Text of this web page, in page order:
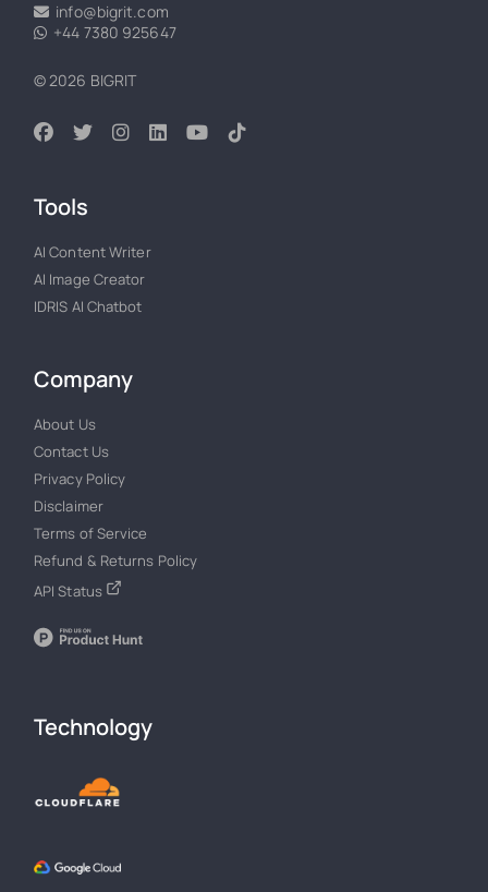
info@bigrit.com
+44 7380 925647
© 2026 BIGRIT
Tools
AI Content Writer
AI Image Creator
IDRIS AI Chatbot
Company
About Us
Contact Us
Privacy Policy
Disclaimer
Terms of Service
Refund & Returns Policy
API Status
Technology